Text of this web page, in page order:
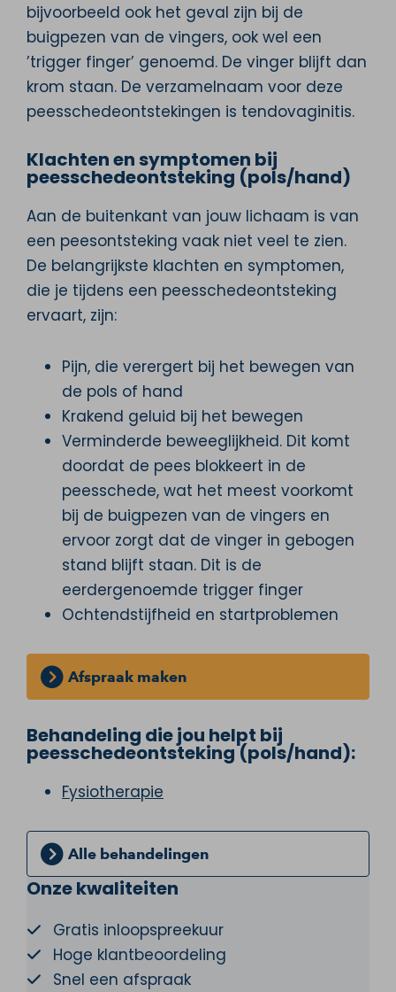
bijvoorbeeld ook het geval zijn bij de
buigpezen van de vingers, ook wel een
’trigger finger’ genoemd. De vinger blijft dan
krom staan. De verzamelnaam voor deze
peesschedeontstekingen is tendovaginitis.
Klachten en symptomen bij
peesschedeontsteking (pols/hand)
Aan de buitenkant van jouw lichaam is van
een peesontsteking vaak niet veel te zien.
De belangrijkste klachten en symptomen,
die je tijdens een peesschedeontsteking
ervaart, zijn:
Pijn, die verergert bij het bewegen van
de pols of hand
Krakend geluid bij het bewegen
Verminderde beweeglijkheid. Dit komt
doordat de pees blokkeert in de
peesschede, wat het meest voorkomt
bij de buigpezen van de vingers en
ervoor zorgt dat de vinger in gebogen
stand blijft staan. Dit is de
eerdergenoemde trigger finger
Ochtendstijfheid en startproblemen
Afspraak maken
Behandeling die jou helpt bij
peesschedeontsteking (pols/hand):
Fysiotherapie
Alle behandelingen
Onze kwaliteiten
Gratis inloopspreekuur
Hoge klantbeoordeling
Snel een afspraak